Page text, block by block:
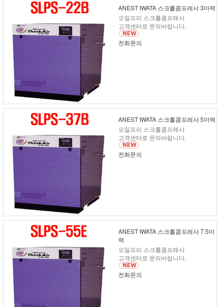
ANEST IWATA 스크롤콤프레샤 3마력
오일프리 스크롤콤프레샤
고객센터로 문의바랍니다.
전화문의
ANEST IWATA 스크롤콤프레샤 5마력
오일프리 스크롤콤프레샤
고객센터로 문의바랍니다.
전화문의
ANEST IWATA 스크롤콤프레샤 7.5마
력
오일프리 스크롤콤프레샤
고객센터로 문의바랍니다.
전화문의